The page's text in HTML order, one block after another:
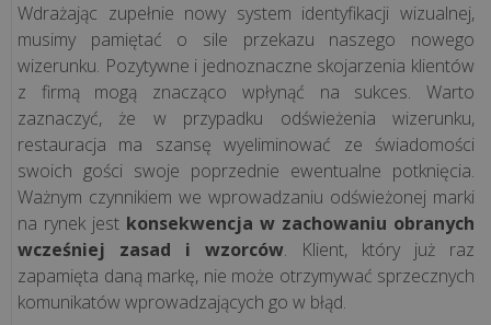
Kawa
podawana
przez
misia
technologia
odporna
na
mróz.
Zob...
Wdrażając zupełnie nowy system identyfikacji wizualnej,
musimy pamiętać o sile przekazu naszego nowego
wizerunku. Pozytywne i jednoznaczne skojarzenia klientów
z firmą mogą znacząco wpłynąć na sukces. Warto
zaznaczyć, że w przypadku odświeżenia wizerunku,
restauracja ma szansę wyeliminować ze świadomości
swoich gości swoje poprzednie ewentualne potknięcia.
Ważnym czynnikiem we wprowadzaniu odświeżonej marki
na rynek jest konsekwencja w zachowaniu obranych
wcześniej zasad i wzorców. Klient, który już raz
zapamięta daną markę, nie może otrzymywać sprzecznych
komunikatów wprowadzających go w błąd.